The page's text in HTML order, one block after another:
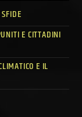
E CITTADINI
E IL